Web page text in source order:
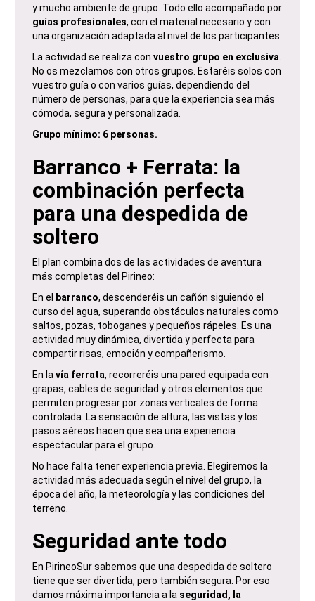
y mucho ambiente de grupo. Todo ello acompañado por
guías profesionales, con el material necesario y con
una organización adaptada al nivel de los participantes.
La actividad se realiza con vuestro grupo en exclusiva
No os mezclamos con otros grupos. Estaréis solos con
vuestro guía o con varios guías, dependiendo del
número de personas, para que la experiencia sea más
cómoda, segura y personalizada.
Grupo mínimo: 6 personas.
Barranco + Ferrata: la
combinación perfecta
para una despedida de
soltero
El plan combina dos de las actividades de aventura
más completas del Pirineo:
En el
barranco, descenderéis un cañón siguiendo el
curso del agua, superando obstáculos naturales como
saltos, pozas, toboganes y pequeños rápeles. Es una
actividad muy dinámica, divertida y perfecta para
compartir risas, emoción y compañerismo.
En la vía ferrata, recorreréis una pared equipada con
grapas, cables de seguridad y otros elementos que
permiten progresar por zonas verticales de forma
controlada. La sensación de altura, las vistas y los
pasos aéreos hacen que sea una experiencia
espectacular para el grupo.
No hace falta tener experiencia previa. Elegiremos la
actividad más adecuada según el nivel del grupo, la
época del año, la meteorología y las condiciones del
terreno.
Seguridad ante todo
En PirineoSur sabemos que una despedida de soltero
tiene que ser divertida, pero también segura. Por eso
damos máxima importancia a la seguridad, la